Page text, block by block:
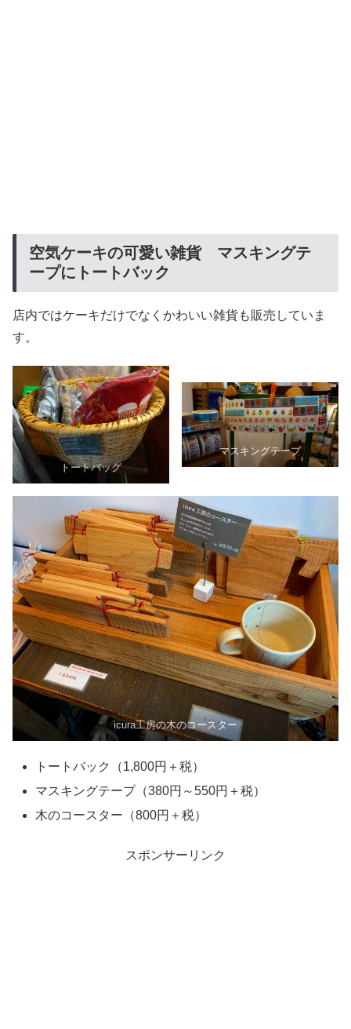
空気ケーキの可愛い雑貨 マスキングテ
ープにトートバック
店内ではケーキだけでなくかわいい雑貨も販売していま
す。
トートバッグ
マスキングテープ
icura工房の木のコースター
トートバック（1,800円＋税）
マスキングテープ（380円～550円＋税）
木のコースター（800円＋税）
スポンサーリンク